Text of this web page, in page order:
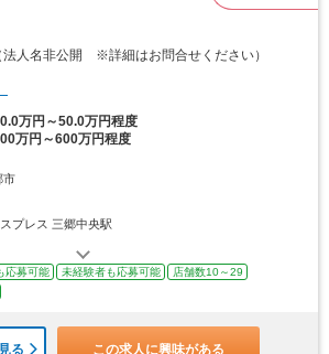
法人名非公開 ※詳細はお問合せください）
万円～50.0万円程度
万円～600万円程度
市
プレス 三郷中央駅
応募可能 未経験者も応募可能
店舗数10～29
る この求人に興味がある